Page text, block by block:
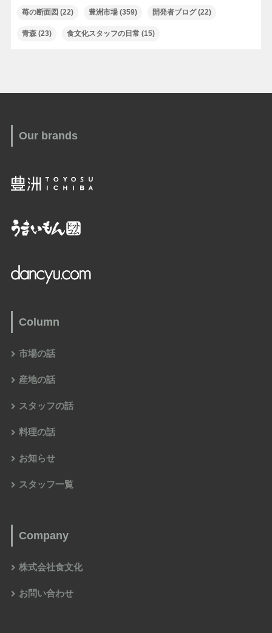
苺の断面図 (22) 豊洲市場(359) 開発者ブログ(22)
青森(23) 食文化スタッフの日常 (15)
Our brands
Column
市場の話
産地の話
スタッフの話
料理の話
お知らせ
スタッフ一覧
Company
株式会社食文化
お問い合わせ